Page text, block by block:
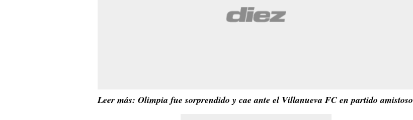
Leer más: Olimpia fue sorprendido y cae ante el Villanueva FC en partido amistoso